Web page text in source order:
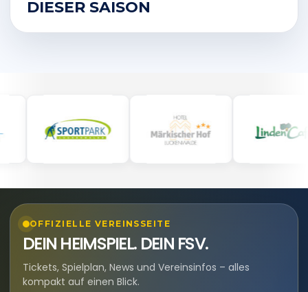
DIESER SAISON
OFFIZIELLE VEREINSSEITE
DEIN HEIMSPIEL. DEIN FSV.
Tickets, Spielplan, News und Vereinsinfos – alles
kompakt auf einen Blick.